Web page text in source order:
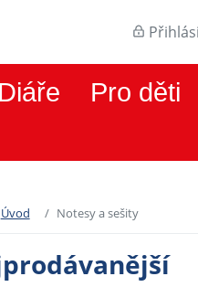
Diáře Pro děti
Úvod Notesy a sešity